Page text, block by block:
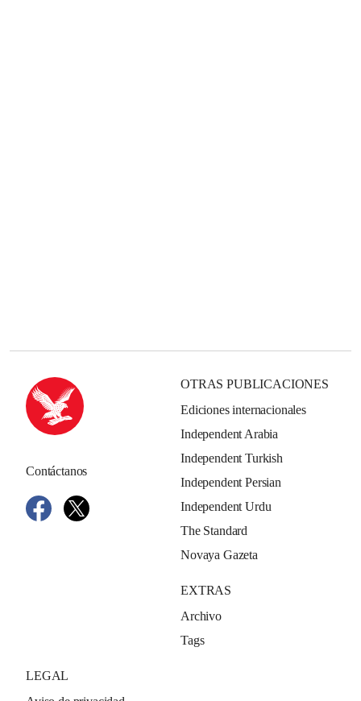
Contáctanos
OTRAS PUBLICACIONES
Ediciones internacionales
Independent Arabia
Independent Turkish
Independent Persian
Independent Urdu
The Standard
Novaya Gazeta
EXTRAS
Archivo
Tags
LEGAL